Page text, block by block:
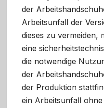
der
Arbeitsunfall der
dieses zu vermeiden,
eine
die notwendige
der
der Produktion
ein Arbeitsunfall